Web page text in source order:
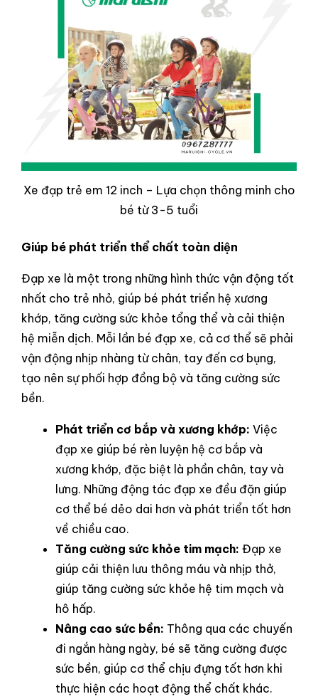
Xe đạp trẻ em 12 inch – Lựa chọn thông minh cho
bé từ 3-5 tuổi
Giúp bé phát triển thể chất toàn diện
Đạp xe là một trong những hình thức vận động tốt
nhất cho trẻ nhỏ, giúp bé phát triển hệ xương
khớp, tăng cường sức khỏe tổng thể và cải thiện
hệ miễn dịch. Mỗi lần bé đạp xe, cả cơ thể sẽ phải
vận động nhịp nhàng từ chân, tay đến cơ bụng,
tạo nên sự phối hợp đồng bộ và tăng cường sức
bền.
Phát triển cơ bắp và xương khớp: Việc
đạp xe giúp bé rèn luyện hệ cơ bắp và
xương khớp, đặc biệt là phần chân, tay và
lưng. Những động tác đạp xe đều đặn giúp
cơ thể bé dẻo dai hơn và phát triển tốt hơn
về chiều cao.
Tăng cường sức khỏe tim mạch: Đạp xe
giúp cải thiện lưu thông máu và nhịp thở,
giúp tăng cường sức khỏe hệ tim mạch và
hô hấp.
Nâng cao sức bền: Thông qua các chuyến
đi ngắn hàng ngày, bé sẽ tăng cường được
sức bền, giúp cơ thể chịu đựng tốt hơn khi
thực hiện các hoạt động thể chất khác.